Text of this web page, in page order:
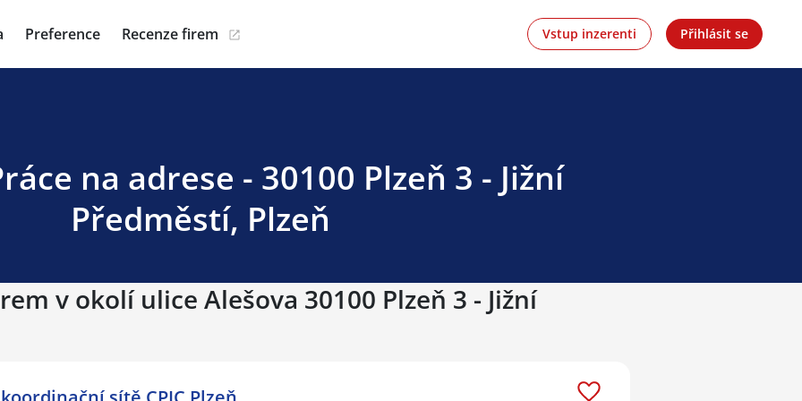
Preference Recenze firem Vstup inzerenti Přihlásit se
na adrese - 30100 Plzeň 3 - Jižní
Předměstí, Plzeň
v okolí ulice Alešova 30100 Plzeň 3 - Jižní